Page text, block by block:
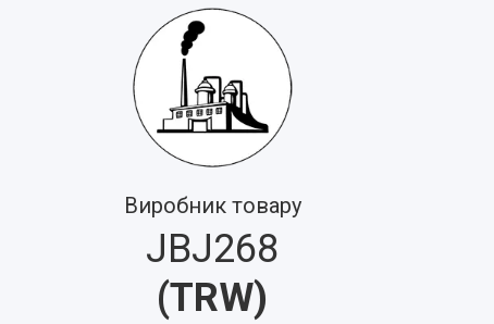
Виробник товару
JBJ268
(TRW)